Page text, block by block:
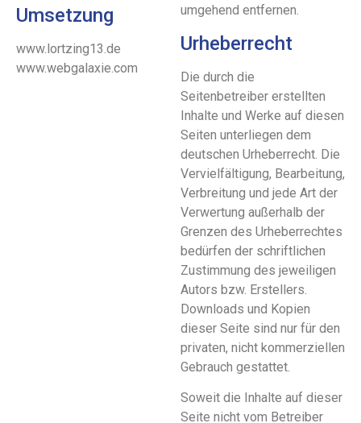
Umsetzung
www.lortzing13.de
www.webgalaxie.com
umgehend entfernen.
Urheberrecht
Die durch die
Seitenbetreiber erstellten
Inhalte und Werke auf diesen
Seiten unterliegen dem
deutschen Urheberrecht. Die
Vervielfältigung, Bearbeitung,
Verbreitung und jede Art der
Verwertung außerhalb der
Grenzen des Urheberrechtes
bedürfen der schriftlichen
Zustimmung des jeweiligen
Autors bzw. Erstellers.
Downloads und Kopien
dieser Seite sind nur für den
privaten, nicht kommerziellen
Gebrauch gestattet.
Soweit die Inhalte auf dieser
Seite nicht vom Betreiber